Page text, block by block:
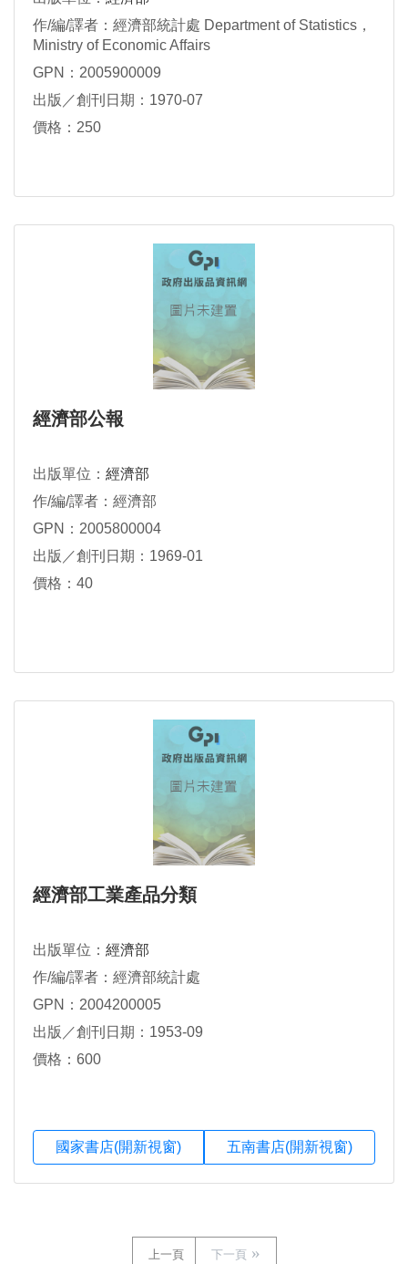
CHINA
作/編/譯者：經濟部統計處 Department of Statistics，
Ministry of Economic Affairs
GPN：2005900009
出版／創刊日期：1970-07
價格：250
經濟部公報
出版單位： 經濟部
作/編/譯者：經濟部
GPN：2005800004
出版／創刊日期：1969-01
價格：40
經濟部工業產品分類
出版單位： 經濟部
作/編/譯者：經濟部統計處
GPN：2004200005
出版／創刊日期：1953-09
價格：600
國家書店(開新視窗) 五南書店(開新視窗)
上一頁 下一頁